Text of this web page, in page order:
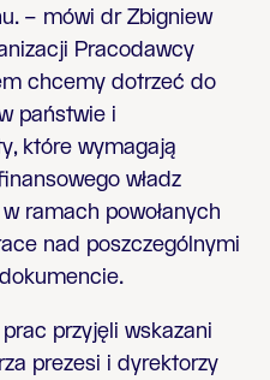
– mówi dr Zbigniew
Pracodawcy
chcemy dotrzeć do
państwie i
które wymagają
władz
ramach powołanych
nad poszczególnymi
przyjęli wskazani
prezesi i dyrektorzy